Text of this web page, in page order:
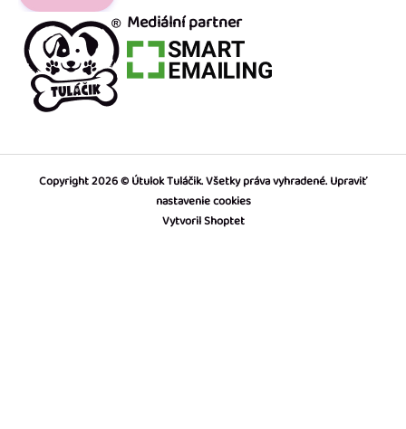
Mediální partner
Vytvoril Shoptet
Copyright 2026 Útulok Tuláčik. Všetky práva vyhradené.Upraviť
nastavenie cookies